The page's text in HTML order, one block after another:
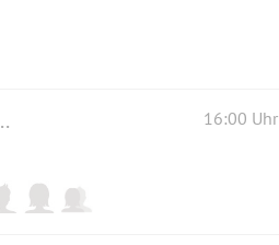
verschiedenen anderen Live-Acts. 16:00 Uhr